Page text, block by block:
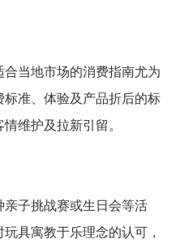
当地市场的消费指南尤为
准、体验及产品折后的标
维护及拉新引留。
子挑战赛或生日会等活
具寓教于乐理念的认可，